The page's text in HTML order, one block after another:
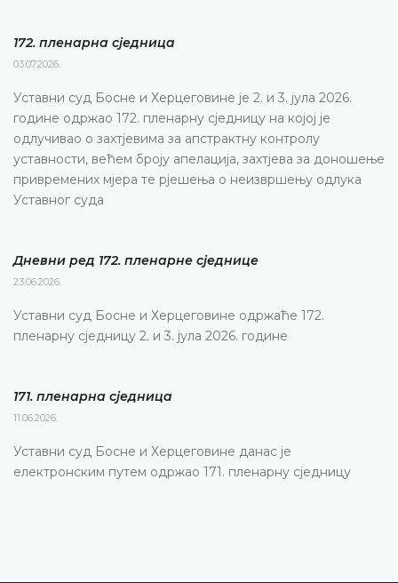
172. пленарна сједницa
03.07.2026.
Уставни суд Босне и Херцеговине је 2. и 3. јула 2026.
године одржао 172. пленарну сједницу на којој је
одлучивао о захтјевима за апстрактну контролу
уставности, већем броју апелација, захтјева за доношење
привремених мјера те рјешења о неизвршењу одлука
Уставног суда
Дневни ред 172. пленарне сједнице
23.06.2026.
Уставни суд Босне и Херцеговине одржаће 172.
пленарну сједницу 2. и 3. јула 2026. године
171. пленарна сједницa
11.06.2026.
Уставни суд Босне и Херцеговине данас је
електронским путем одржао 171. пленарну сједницу